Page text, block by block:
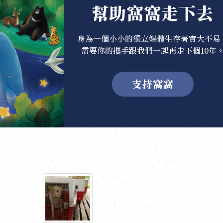
幫助窩窩走下去
身為一個小小的獨立媒體生存著實大不易
需要你的攜手跟我們一起再走下個10年
支持窩窩